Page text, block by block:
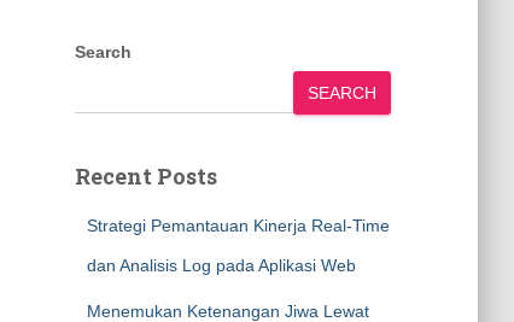
Search
SEARCH
Recent Posts
Strategi Pemantauan Kinerja Real-Time
dan Analisis Log pada Aplikasi Web
Menemukan Ketenangan Jiwa Lewat